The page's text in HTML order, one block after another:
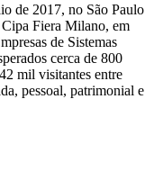
de 2017, no São Paulo
Fiera Milano, em
de Sistemas
cerca de 800
mil visitantes entre
pessoal, patrimonial e